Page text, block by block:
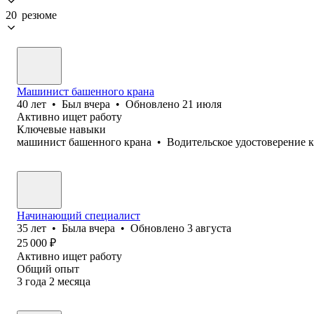
20 резюме
Машинист башенного крана
40 лет • Был вчера • Обновлено 21 июля
Активно ищет работу
Ключевые навыки
машинист башенного крана • Водительское удостоверение
Начинающий специалист
35 лет • Была вчера • Обновлено 3 августа
25 000 ₽
Активно ищет работу
Общий опыт
3 года 2 месяца